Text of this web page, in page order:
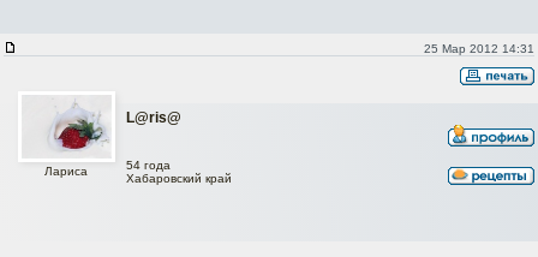
25 Мар 2012 14:31
L@ris@
Лариса
54 года
Хабаровский край